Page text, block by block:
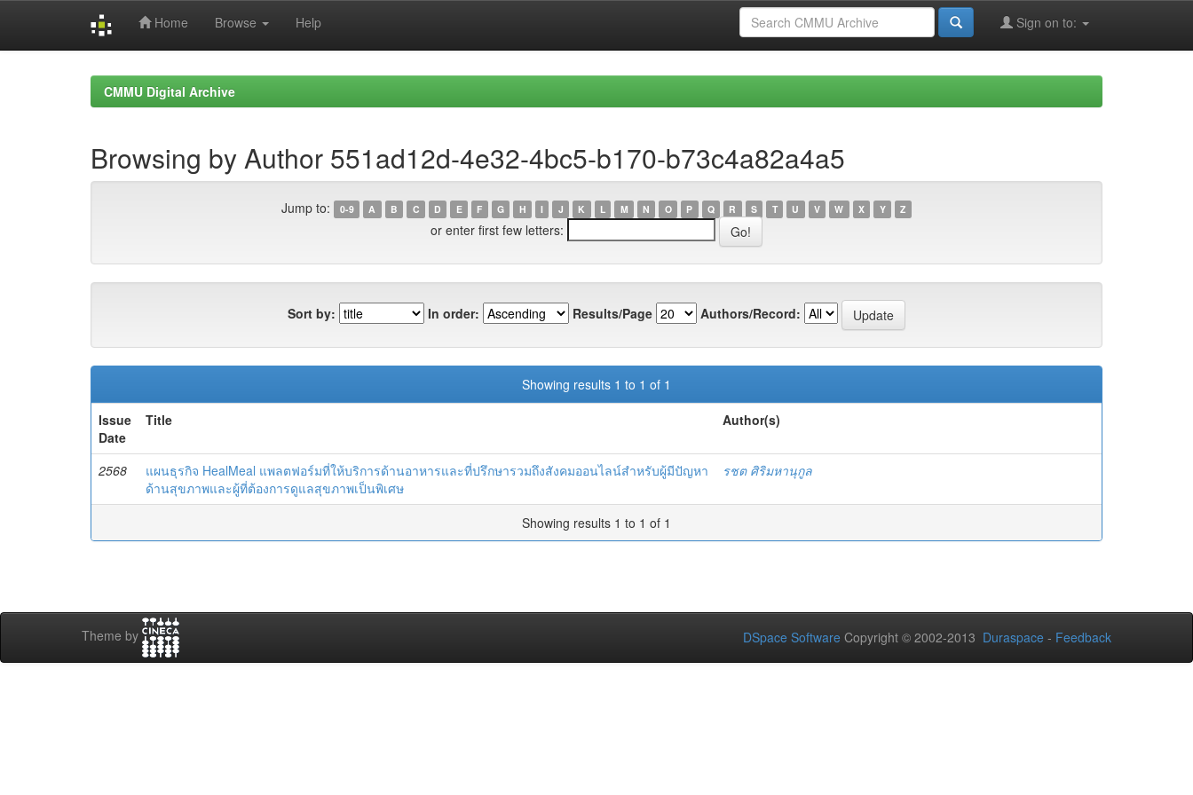
Home Browse Help Sign on to:
CMMU Digital Archive
Browsing by Author 551ad12d-4e32-4bc5-b170-b73c4a82a4a5
Jump to: 0-9 A B C D E F G H I J K L M N O P Q R S T U V W X Y Z
or enter first few letters:
Sort by: In order: Results/Page Authors/Record:
Showing results 1 to 1 of 1
Issue
Date
Title Author(s)
2568
แผนธุรกิจ HealMeal แพลตฟอร์มที่ให้บริการด้านอาหารและที่ปรึกษารวมถึงสังคมออนไลน์สําหรับผู้มีปัญหา
ด้านสุขภาพและผู้ที่ต้องการดูแลสุขภาพเป็นพิเศษ
รชต ศิริมหานุกูล
Showing results 1 to 1 of 1
Theme by DSpace Software Copyright © 2002-2013 Duraspace - Feedback